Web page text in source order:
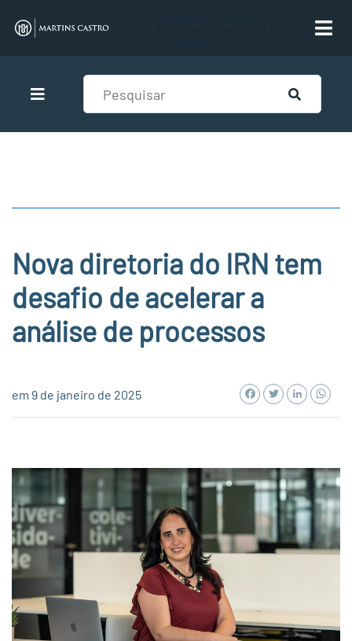
Nova diretoria do IRN tem
desafio de acelerar a
análise de processos
em 9 de janeiro de 2025 Facebook
Twitter